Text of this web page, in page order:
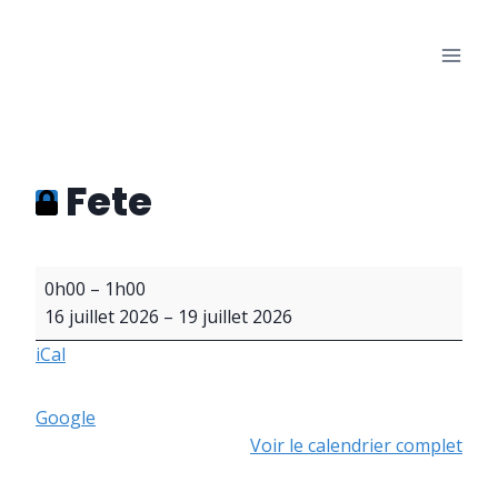
Fete
t
e
0h00 – 1h00
16 juillet 2026 – 19 juillet 2026
iCal
Google
Voir le calendrier complet